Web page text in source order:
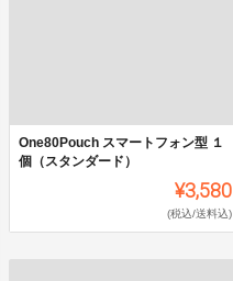
One80Pouch スマートフォン型 １
個（スタンダード）
¥3,580
(税込/送料込)